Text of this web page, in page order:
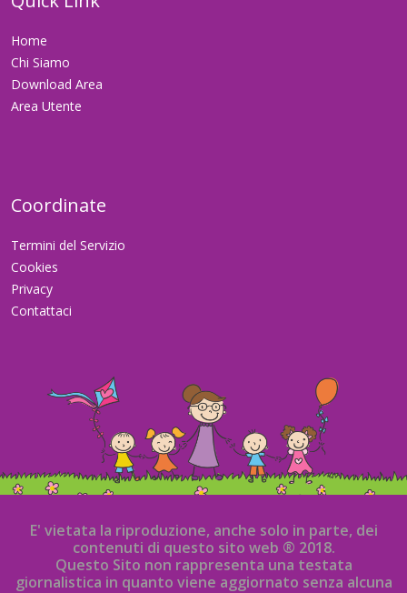
Home
Chi Siamo
Download Area
Area Utente
Coordinate
Termini del Servizio
Cookies
Privacy
Contattaci
E' vietata la riproduzione, anche solo in parte, dei
contenuti di questo sito web ® 2018.
Questo Sito non rappresenta una testata
giornalistica in quanto viene aggiornato senza alcuna